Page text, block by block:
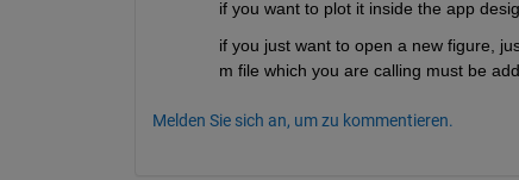
if you want to plot it inside the app
if you just want to open a new figure,
m file which you are calling must be
Melden Sie sich an, um zu kommentieren.